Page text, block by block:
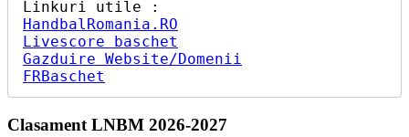
HandbalRomania.RO
Livescore baschet
Gazduire Website/Domenii
FRBaschet
Clasament LNBM 2026-2027